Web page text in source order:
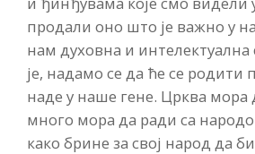
продали оно што је важно у
нам духовна и интелектуална
је, надамо се да ће се
наде у наше гене. Црква мора
много мора да ради са
како брине за свој народ да